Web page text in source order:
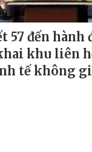
57 đến hành
khu liên
tế không